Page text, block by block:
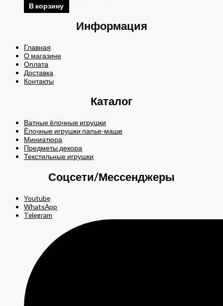
В корзину
Информация
Главная
О магазине
Оплата
Доставка
Контакты
Каталог
Ватные ёлочные игрушки
Ёлочные игрушки папье-маше
Миниатюра
Предметы декора
Текстильные игрушки
Соцсети/Мессенджеры
Youtube
WhatsApp
Telegram